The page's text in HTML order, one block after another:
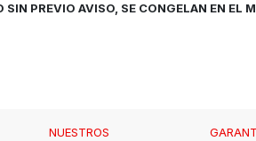
PREVIO AVISO, SE CONGELAN EN EL
NUESTROS